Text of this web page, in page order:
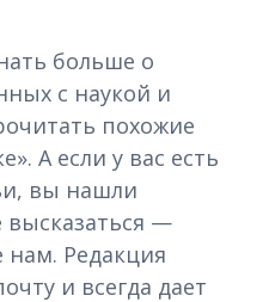
больше о
с наукой и
похожие
А если у вас есть
вы нашли
высказаться —
нам. Редакция
и всегда дает